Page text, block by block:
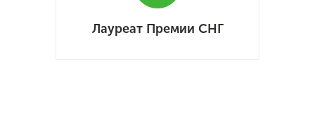
Лауреат Премии СНГ